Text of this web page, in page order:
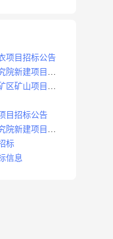
项目招标公告
院新建项目招
区矿山项目招
目招标公告
院新建项目招
标
信息